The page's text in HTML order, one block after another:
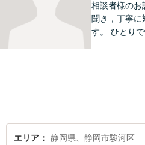
相談者様のお
聞き，丁寧に
す。 ひとりで
エリア 静岡県、静岡市駿河区